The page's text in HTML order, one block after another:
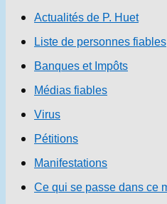
Actualités de P. Huet
Liste de personnes fiables
Banques et Impôts
Médias fiables
Virus
Pétitions
Manifestations
Ce qui se passe dans ce